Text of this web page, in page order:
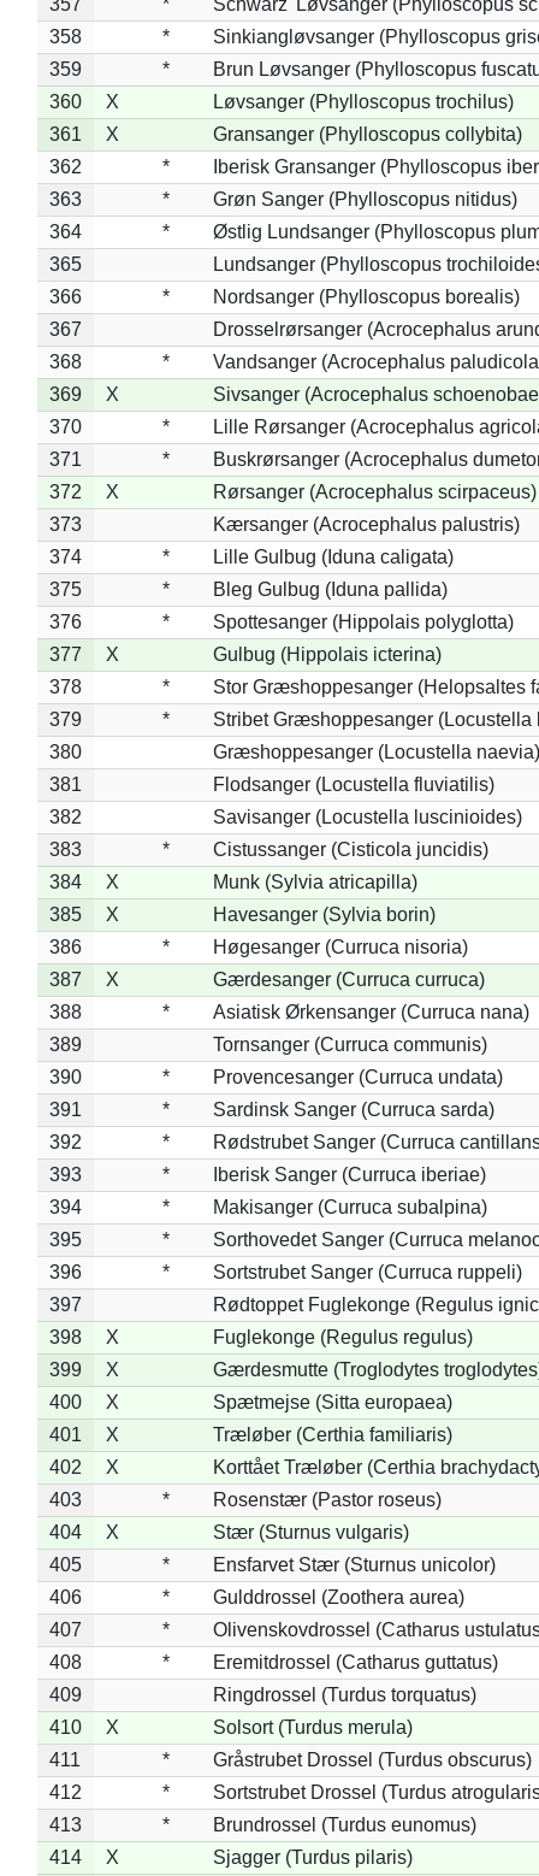
358
*
Sinkiangløvsanger (Phylloscopus
359
*
Brun Løvsanger (Phylloscopus
360
X
Løvsanger (Phylloscopus trochilus)
361
X
Gransanger (Phylloscopus collybita)
362
*
Iberisk Gransanger (Phylloscopus
363
*
Grøn Sanger (Phylloscopus nitidus)
364
*
Østlig Lundsanger (Phylloscopus
365
Lundsanger (Phylloscopus
366
*
Nordsanger (Phylloscopus borealis)
367
Drosselrørsanger (Acrocephalus
368
*
Vandsanger (Acrocephalus
369
X
Sivsanger (Acrocephalus
370
*
Lille Rørsanger (Acrocephalus
371
*
Buskrørsanger (Acrocephalus
372
X
Rørsanger (Acrocephalus scirpaceus)
373
Kærsanger (Acrocephalus palustris)
374
*
Lille Gulbug (Iduna caligata)
375
*
Bleg Gulbug (Iduna pallida)
376
*
Spottesanger (Hippolais polyglotta)
377
X
Gulbug (Hippolais icterina)
378
*
Stor Græshoppesanger (Helopsaltes
379
*
Stribet Græshoppesanger (Locustella
380
Græshoppesanger (Locustella naevia)
381
Flodsanger (Locustella fluviatilis)
382
Savisanger (Locustella luscinioides)
383
*
Cistussanger (Cisticola juncidis)
384
X
Munk (Sylvia atricapilla)
385
X
Havesanger (Sylvia borin)
386
*
Høgesanger (Curruca nisoria)
387
X
Gærdesanger (Curruca curruca)
388
*
Asiatisk Ørkensanger (Curruca nana)
389
Tornsanger (Curruca communis)
390
*
Provencesanger (Curruca undata)
391
*
Sardinsk Sanger (Curruca sarda)
392
*
Rødstrubet Sanger (Curruca
393
*
Iberisk Sanger (Curruca iberiae)
394
*
Makisanger (Curruca subalpina)
395
*
Sorthovedet Sanger (Curruca
396
*
Sortstrubet Sanger (Curruca ruppeli)
397
Rødtoppet Fuglekonge (Regulus
398
X
Fuglekonge (Regulus regulus)
399
X
Gærdesmutte (Troglodytes
400
X
Spætmejse (Sitta europaea)
401
X
Træløber (Certhia familiaris)
402
X
Korttået Træløber (Certhia
403
*
Rosenstær (Pastor roseus)
404
X
Stær (Sturnus vulgaris)
405
*
Ensfarvet Stær (Sturnus unicolor)
406
*
Gulddrossel (Zoothera aurea)
407
*
Olivenskovdrossel (Catharus
408
*
Eremitdrossel (Catharus guttatus)
409
Ringdrossel (Turdus torquatus)
410
X
Solsort (Turdus merula)
411
*
Gråstrubet Drossel (Turdus obscurus)
412
*
Sortstrubet Drossel (Turdus
413
*
Brundrossel (Turdus eunomus)
414
X
Sjagger (Turdus pilaris)